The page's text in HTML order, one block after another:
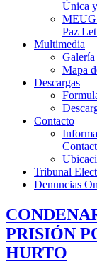
Única
MEUG
Paz
Multimedia
Galería
Mapa
Descargas
Contacto
Tribunal
Denuncias
PRISIÓN
HURTO